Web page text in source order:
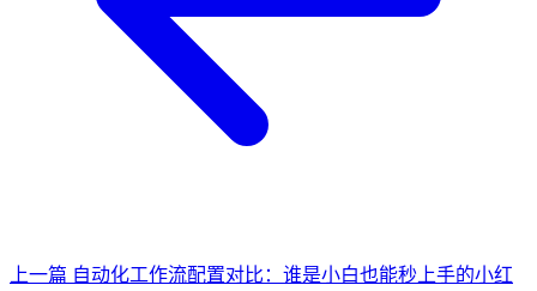
上一篇 自动化工作流配置对比：谁是小白也能秒上手的小红